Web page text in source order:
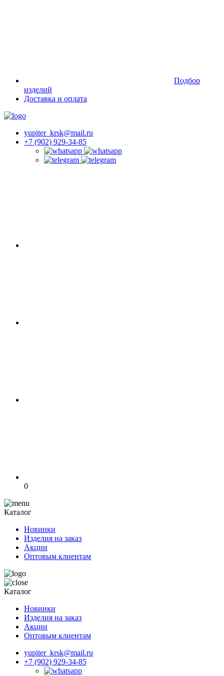
Подбор
изделий
Доставка и оплата
yupiter_krsk@mail.ru
+7 (902) 929-34-85
0
Каталог
Новинки
Изделия на заказ
Акции
Оптовым клиентам
Каталог
Новинки
Изделия на заказ
Акции
Оптовым клиентам
yupiter_krsk@mail.ru
+7 (902) 929-34-85